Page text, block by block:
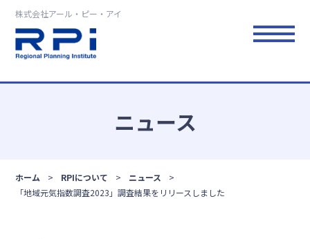
株式会社アール・ピー・アイ
ニュース
ホーム RPIについて
ニュース
「地域元気指数調査2023」調査結果をリリースしました